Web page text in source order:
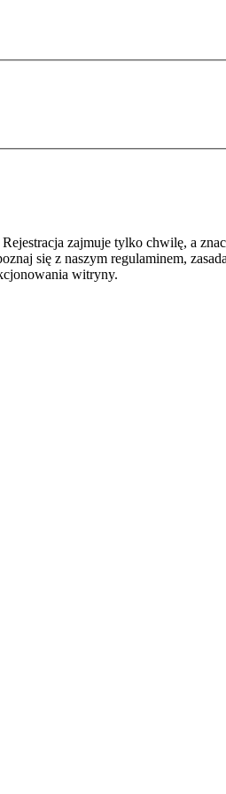
zajmuje tylko chwilę, a
się z naszym regulaminem,
witryny.